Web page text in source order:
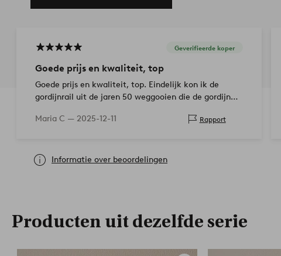
Geverifieerde koper
Goede prijs en kwaliteit, top
Goede prijs en kwaliteit, top. Eindelijk kon ik de
gordijnrail uit de jaren 50 weggooien die de gordijnen
Maria C — 2025-12-11 Rapport
Informatie over beoordelingen
Producten uit dezelfde serie